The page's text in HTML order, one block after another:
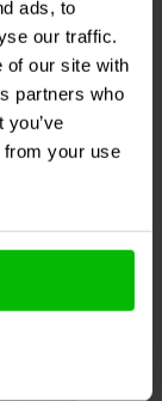
ads, to
our traffic.
of our site with
partners who
from your use
| 7,5
0